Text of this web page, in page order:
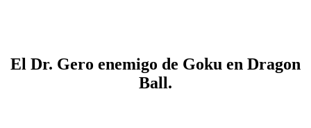
El Dr. Gero enemigo de Goku en Dragon
Ball.